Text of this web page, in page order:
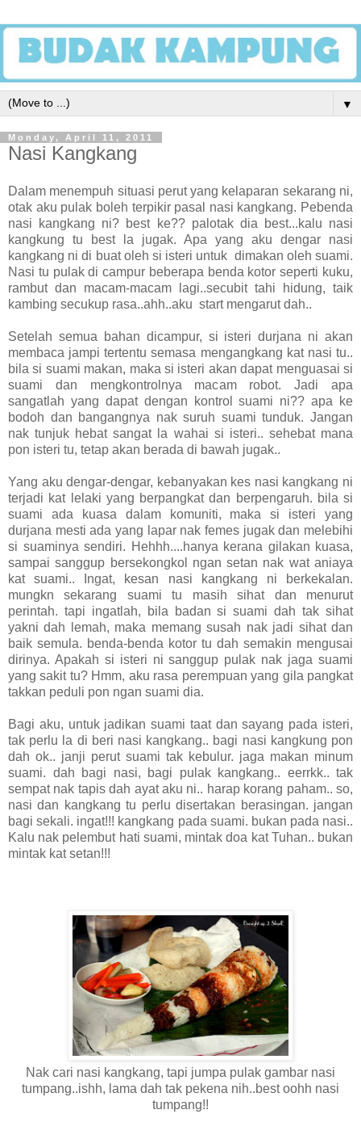
▼
Monday, April 11, 2011
Nasi Kangkang
Dalam menempuh situasi perut yang kelaparan sekarang ni,
otak aku pulak boleh terpikir pasal nasi kangkang. Pebenda
nasi kangkang ni? best ke?? palotak dia best...kalu nasi
kangkung tu best la jugak. Apa yang aku dengar nasi
kangkang ni di buat oleh si isteri untuk dimakan oleh suami.
Nasi tu pulak di campur beberapa benda kotor seperti kuku,
rambut dan macam-macam lagi..secubit tahi hidung, taik
kambing secukup rasa..ahh..aku start mengarut dah..
Setelah semua bahan dicampur, si isteri durjana ni akan
membaca jampi tertentu semasa mengangkang kat nasi tu..
bila si suami makan, maka si isteri akan dapat menguasai si
suami dan mengkontrolnya macam robot. Jadi apa
sangatlah yang dapat dengan kontrol suami ni?? apa ke
bodoh dan bangangnya nak suruh suami tunduk. Jangan
nak tunjuk hebat sangat la wahai si isteri.. sehebat mana
pon isteri tu, tetap akan berada di bawah jugak..
Yang aku dengar-dengar, kebanyakan kes nasi kangkang ni
terjadi kat lelaki yang berpangkat dan berpengaruh. bila si
suami ada kuasa dalam komuniti, maka si isteri yang
durjana mesti ada yang lapar nak femes jugak dan melebihi
si suaminya sendiri. Hehhh....hanya kerana gilakan kuasa,
sampai sanggup bersekongkol ngan setan nak wat aniaya
kat suami.. Ingat, kesan nasi kangkang ni berkekalan.
mungkn sekarang suami tu masih sihat dan menurut
perintah. tapi ingatlah, bila badan si suami dah tak sihat
yakni dah lemah, maka memang susah nak jadi sihat dan
baik semula. benda-benda kotor tu dah semakin mengusai
dirinya. Apakah si isteri ni sanggup pulak nak jaga suami
yang sakit tu? Hmm, aku rasa perempuan yang gila pangkat
takkan peduli pon ngan suami dia.
Bagi aku, untuk jadikan suami taat dan sayang pada isteri,
tak perlu la di beri nasi kangkang.. bagi nasi kangkung pon
dah ok.. janji perut suami tak kebulur. jaga makan minum
suami. dah bagi nasi, bagi pulak kangkang.. eerrkk.. tak
sempat nak tapis dah ayat aku ni.. harap korang paham.. so,
nasi dan kangkang tu perlu disertakan berasingan. jangan
bagi sekali. ingat!!! kangkang pada suami. bukan pada nasi..
Kalu nak pelembut hati suami, mintak doa kat Tuhan.. bukan
mintak kat setan!!!
Nak cari nasi kangkang, tapi jumpa pulak gambar nasi
tumpang..ishh, lama dah tak pekena nih..best oohh nasi
tumpang!!